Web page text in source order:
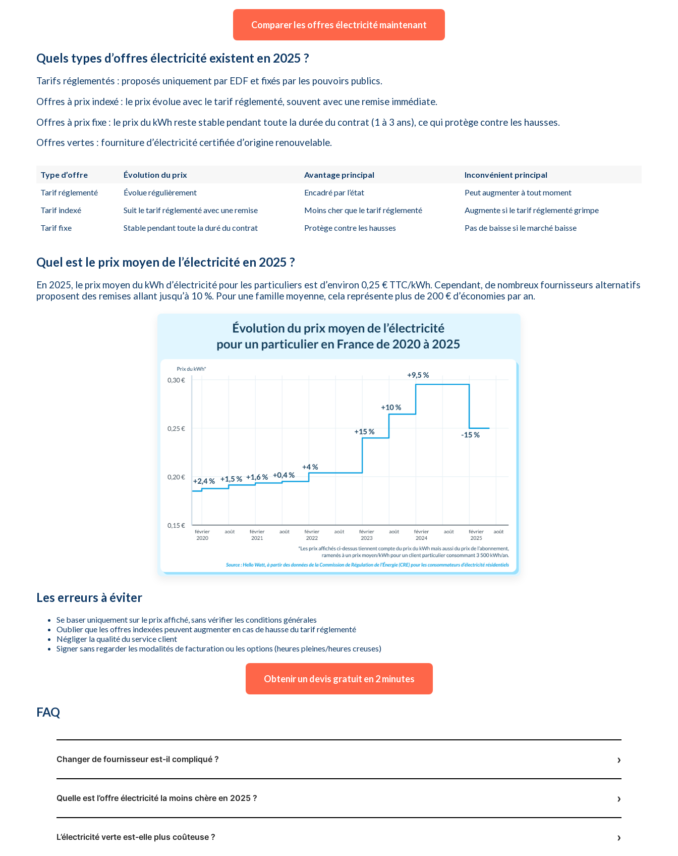
Comparer les offres électricité maintenant
Quels types d’offres électricité existent en 2025 ?
Tarifs réglementés : proposés uniquement par EDF et fixés par les pouvoirs publics.
Offres à prix indexé : le prix évolue avec le tarif réglementé, souvent avec une remise immédiate.
Offres à prix fixe : le prix du kWh reste stable pendant toute la durée du contrat (1 à 3 ans), ce qui protège contre les hausses.
Offres vertes : fourniture d’électricité certifiée d’origine renouvelable.
Type d’offre Évolution du prix Avantage principal
Inconvénient principal
Tarif réglementé
Évolue régulièrement Encadré par l’état
Peut augmenter à tout moment
Tarif indexé
Suit le tarif réglementé avec une remise Moins cher que le tarif réglementé
Augmente si le tarif réglementé grimpe
Tarif fixe
Stable pendant toute la duré du contrat Protège contre les hausses Pas de baisse si le marché baisse
Quel est le prix moyen de l’électricité en 2025 ?
En 2025, le prix moyen du kWh d’électricité pour les particuliers est d’environ 0,25 € TTC/kWh. Cependant, de nombreux fournisseurs alternatifs
proposent des remises allant jusqu’à 10 %. Pour une famille moyenne, cela représente plus de 200 € d’économies par an.
Les erreurs à éviter
Se baser uniquement sur le prix affiché, sans vérifier les conditions générales
Oublier que les offres indexées peuvent augmenter en cas de hausse du tarif réglementé
Négliger la qualité du service client
Signer sans regarder les modalités de facturation ou les options (heures pleines/heures creuses)
Obtenir un devis gratuit en 2 minutes
FAQ
Changer de fournisseur est-il compliqué ?
Quelle est l’offre électricité la moins chère en 2025 ?
L’électricité verte est-elle plus coûteuse ?